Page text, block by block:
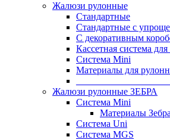
Жалюзи рулонные
Стандартные
Стандартные с
С декоративным
Кассетная система для
Система Mini
Материалы для
Жалюзи рулонные ЗЕБРА
Система Mini
Материалы Зебра
Система Uni
Система MGS